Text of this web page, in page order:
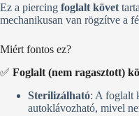
Ez a piercing foglalt követ
mechanikusan van rögzítve a
Miért fontos ez?
✅ Foglalt (nem ragasztott)
Sterilizálható: A foglalt
autoklávozható, mivel